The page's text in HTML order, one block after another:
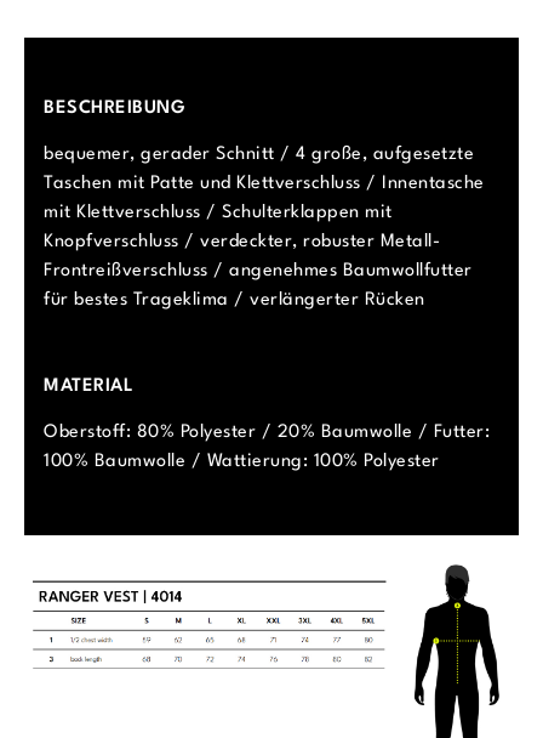
BESCHREIBUNG
bequemer, gerader Schnitt / 4 große, aufgesetzte
Taschen mit Patte und Klettverschluss / Innentasche
mit Klettverschluss / Schulterklappen mit
Knopfverschluss / verdeckter, robuster Metall-
Frontreißverschluss / angenehmes Baumwollfutter
für bestes Trageklima / verlängerter Rücken
MATERIAL
Oberstoff: 80% Polyester / 20% Baumwolle / Futter:
100% Baumwolle / Wattierung: 100% Polyester